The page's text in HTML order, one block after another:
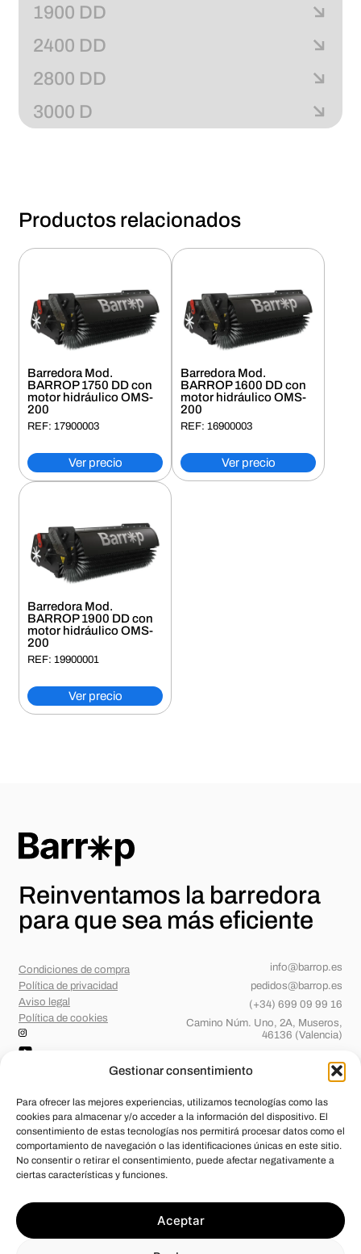
Gestionar consentimiento
Para ofrecer las mejores experiencias, utilizamos tecnologías como las
cookies para almacenar y/o acceder a la información del dispositivo. El
consentimiento de estas tecnologías nos permitirá procesar datos como el
comportamiento de navegación o las identificaciones únicas en este sitio.
No consentir o retirar el consentimiento, puede afectar negativamente a
ciertas características y funciones.
Aceptar
1900 DD
2400 DD
2800 DD
3000 D
Productos relacionados
Barredora Mod.
BARROP 1750 DD con
motor hidráulico OMS-
200
REF: 17900003
Ver precio
Barredora Mod.
BARROP 1600 DD con
motor hidráulico OMS-
200
REF: 16900003
Ver precio
Barredora Mod.
BARROP 1900 DD con
motor hidráulico OMS-
200
REF: 19900001
Ver precio
Reinventamos la barredora
para que sea más eficiente
info@barrop.es
pedidos@barrop.es
(+34) 699 09 99 16
Camino Núm. Uno, 2A, Museros,
46136 (Valencia)
objetivo es el refuerzo del crecimiento sostenible y la competitividad
de las PYMES, y gracias al cual ha puesto en marcha un Plan de
Condiciones de compra
Política de privacidad
Aviso legal
Política de cookies